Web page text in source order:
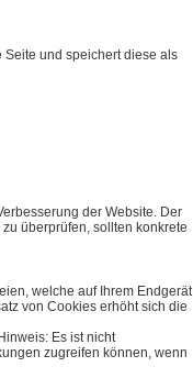
Seite und speichert diese als
der Website. Der
überprüfen, sollten konkrete
welche auf Ihrem Endgerät
von Cookies erhöht sich die
Es ist nicht
zugreifen können, wenn